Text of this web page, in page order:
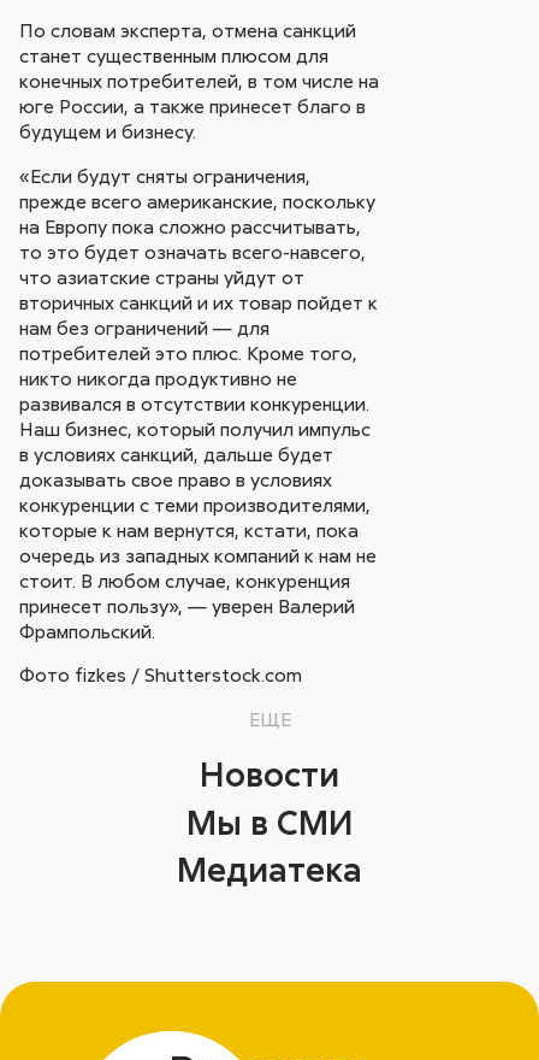
По словам эксперта, отмена санкций
станет существенным плюсом для
конечных потребителей, в том числе на
юге России, а также принесет благо в
будущем и бизнесу.
«Если будут сняты ограничения,
прежде всего американские, поскольку
на Европу пока сложно рассчитывать,
то это будет означать всего-навсего,
что азиатские страны уйдут от
вторичных санкций и их товар пойдет к
нам без ограничений — для
потребителей это плюс. Кроме того,
никто никогда продуктивно не
развивался в отсутствии конкуренции.
Наш бизнес, который получил импульс
в условиях санкций, дальше будет
доказывать свое право в условиях
конкуренции с теми производителями,
которые к нам вернутся, кстати, пока
очередь из западных компаний к нам не
стоит. В любом случае, конкуренция
принесет пользу», — уверен Валерий
Фрампольский.
Фото fizkes / Shutterstock.com
ЕЩЕ
Новости
Мы в СМИ
Медиатека